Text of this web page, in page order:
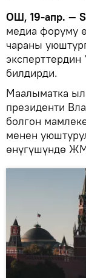
ОШ, 19-апр. —
медиа форуму
чараны
билдирди.
Маалыматка
президенти
болгон
менен
өнүгүшүндө